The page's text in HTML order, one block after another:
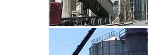
CLIQUEZ POUR